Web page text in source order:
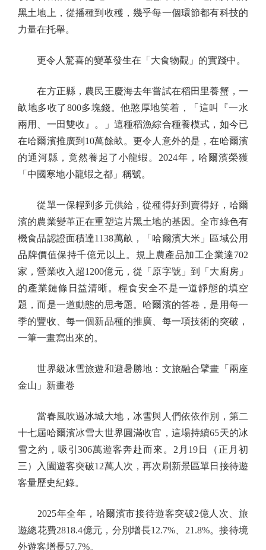
黑土地上，從播種到收穫，幾乎每一個環節都有科技的
力量在托舉。
更令人驚喜的變革發生在「大食物觀」的實踐中。
在方正縣，農民王慶海去年嘗試在稻田里養蟹，一
畝地多收了800多塊錢。他憨厚地笑着，「這叫『一水
兩用、一田雙收』。」這種稻漁綜合種養模式，如今已
在哈爾濱推廣到10萬餘畝。更令人意外的是，在哈爾濱
的通河縣，竟然養起了小龍蝦。2024年，哈爾濱榮獲
「中國寒地小龍蝦之都」稱號。
從單一保糧到多元供給，從種得好到賣得好，哈爾
濱的農業變革正在重塑這片黑土地的基因。全市綠色有
機食品認證面積達1138萬畝，「哈爾濱大米」區域公用
品牌價值保持千億元以上。規上農產品加工企業達702
家，營業收入超1200億元，從「原字號」到「大廚房」
的產業鏈條日益清晰。糧食安全不是一道靜態的填空
題，而是一道動態的思考題。哈爾濱的答卷，是用每一
季的豐收、每一個新品種的推廣、每一項技術的突破，
一筆一畫寫出來的。
世界級冰雪旅遊和避暑勝地：文旅融合擘畫「兩座
金山」新畫卷
當春風吹過冰城大地，冰雪與人們依依作別，第二
十七屆哈爾濱冰雪大世界圓滿收官，這場持續65天的冰
雪之約，吸引306萬遊客奔赴而來。2月19日（正月初
三）入園遊客突破12萬人次，再次刷新景區單日接待遊
客量歷史紀錄。
2025年全年，哈爾濱市接待遊客突破2億人次、旅
遊總花費2818.4億元，分別增長12.7%、21.8%。接待境
外遊客增長57.7%。